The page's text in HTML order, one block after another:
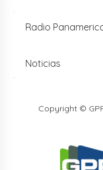
Radio
Noticias
Copyright ©